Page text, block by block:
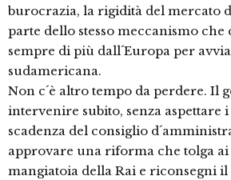
burocrazia, la rigidità del mercato
parte dello stesso meccanismo
sempre di più dall´Europa per
sudamericana.
Non c´è altro tempo da perdere. Il
intervenire subito, senza aspettare
scadenza del consiglio
approvare una riforma che tolga
mangiatoia della Rai e riconsegni